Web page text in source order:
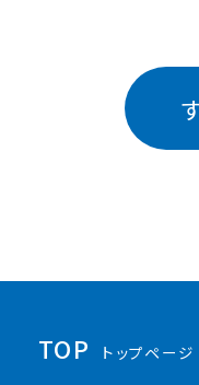
TOP トップページ